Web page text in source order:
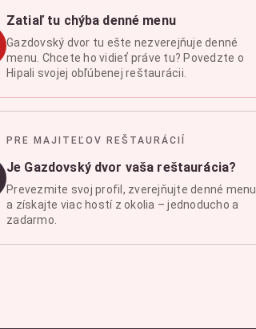
Zatiaľ tu chýba denné menu
Gazdovský dvor tu ešte nezverejňuje denné
menu. Chcete ho vidieť práve tu? Povedzte o
Hipali svojej obľúbenej reštaurácii.
PRE MAJITEĽOV REŠTAURÁCIÍ
Je Gazdovský dvor vaša reštaurácia?
Prevezmite svoj profil, zverejňujte denné menu
a získajte viac hostí z okolia – jednoducho a
zadarmo.